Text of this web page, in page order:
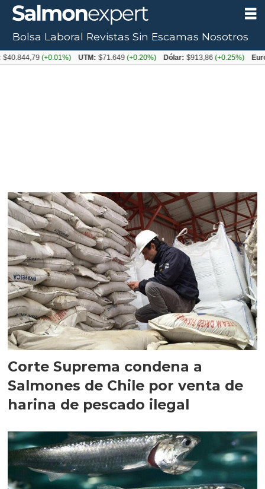
Tag:
Corte Suprema condena a
Salmones de Chile por venta de
harina de pescado ilegal
Bolsa Laboral Revistas Sin Escamas Nosotros
(+0.01%) UTM: $71.649(+0.20%) Dólar: $913,86(+0.25%) Euro: